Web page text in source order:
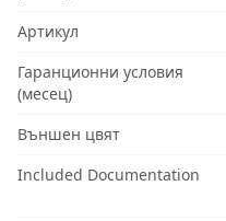
Артикул
Гаранционни условия
(месец)
Външен цвят
Included Documentation